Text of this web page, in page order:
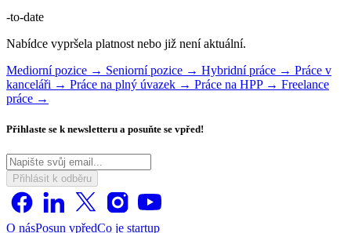
-to-date
Nabídce vypršela platnost nebo již není aktuální.
Mediorní pozice → Seniorní pozice → Hybridní práce → Práce v
kanceláři → Práce na plný úvazek → Práce na HPP → Freelance
práce →
Přihlaste se k newsletteru a posuňte se vpřed!
Přihlásit k odběru
O násPosun vpředCo je startup